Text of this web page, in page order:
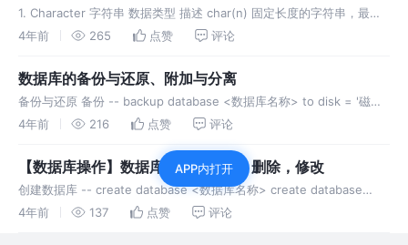
1. Character 字符串 数据类型 描述 char(n) 固定长度的字符串，最多
8,000 个字符 varchar(n) 可变长度的字符串，最多 8,000 个字符
4年前 265 点赞 评论
数据库的备份与还原、附加与分离
备份与还原 备份 -- backup database <数据库名称> to disk = '磁盘
路径'; backup database FirstDb to disk = 'D:\\test\\F
4年前 216 点赞 评论
【数据库操作】数据库的简化创建，删除，修改
创建数据库 -- create database <数据库名称> create database
FirstDb; 删除数据库 -- drop database <数据库名称> drop databa
4年前 137 点赞 评论
APP内打开